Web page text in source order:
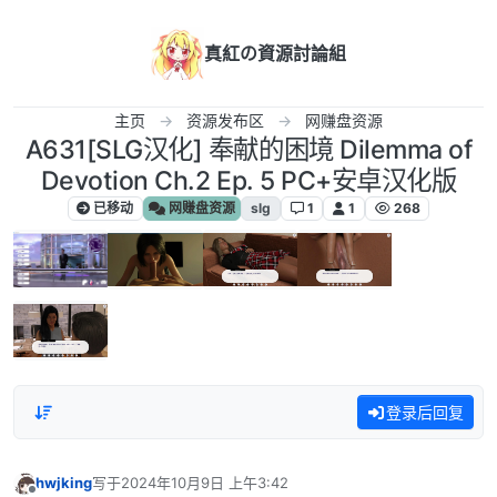
真紅の資源討論組
主页 资源发布区 网赚盘资源
A631[SLG汉化] 奉献的困境 Dilemma of
Devotion Ch.2 Ep. 5 PC+安卓汉化版
已移动 网赚盘资源 slg 1 1 268
登录后回复
hwjking写于2024年10月9日 上午3:42
最后由 编辑